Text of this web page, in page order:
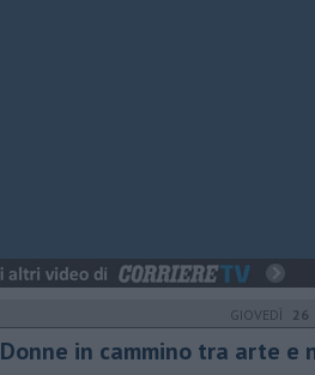
GIOVEDÌ 26
Donne in cammino tra arte e